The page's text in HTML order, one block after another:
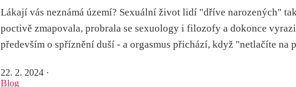
Lákají vás neznámá území? Sexuální život lidí "dříve narozených"
poctivě zmapovala, probrala se sexuology i filozofy a dokonce
především o spříznění duší - a orgasmus přichází, když "netlačíte na
22. 2. 2024 ·
Blog